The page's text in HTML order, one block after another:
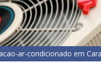
ar-condicionado em